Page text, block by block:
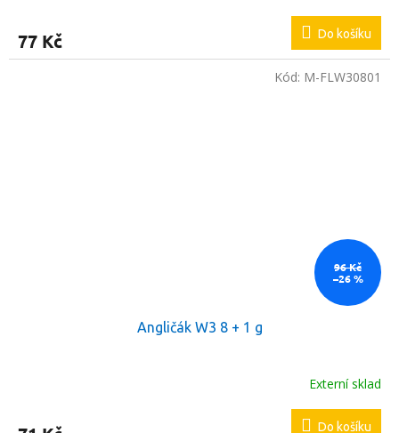
77 Kč Do košíku
96 Kč
–26 %
Angličák W3 8 + 1 g
Externí sklad
Do košíku
Kód: M-FLW30801